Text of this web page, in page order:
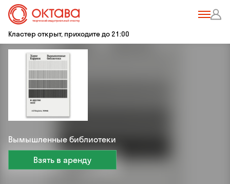
Кластер открыт, приходите до 21:00
Вымышленные библиотеки
Взять в аренду